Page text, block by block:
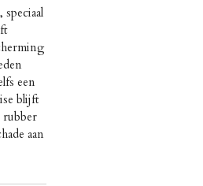
speciaal
een
blijft
aan